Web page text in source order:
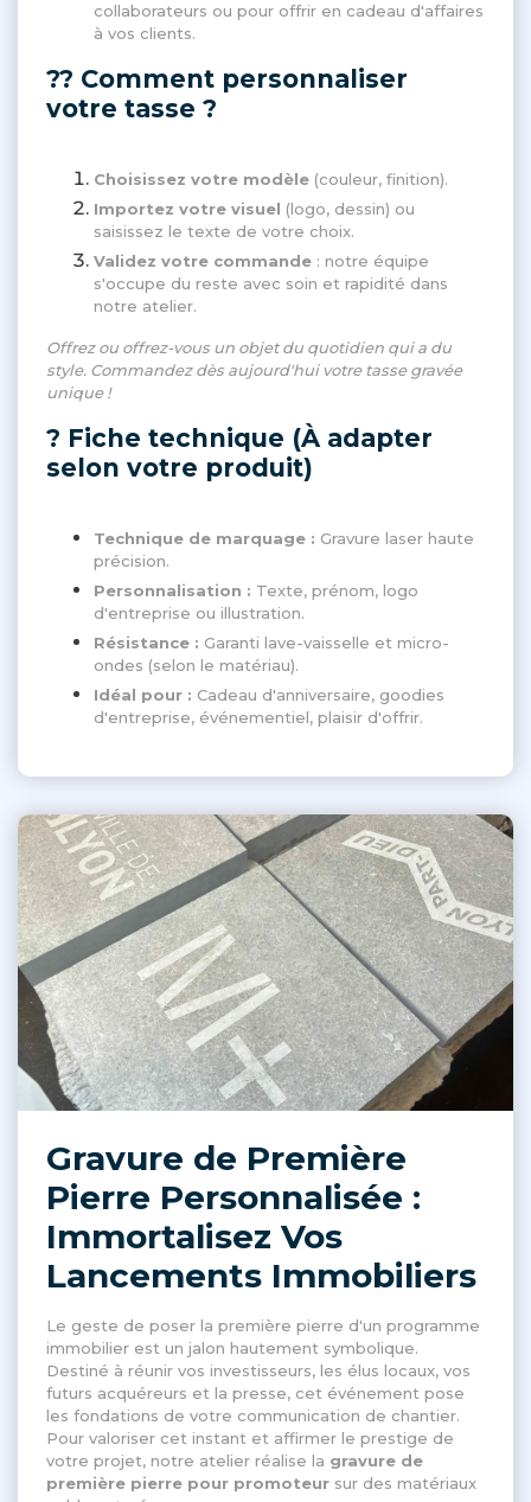
collaborateurs ou pour offrir en cadeau d'affaires
à vos clients.
?? Comment personnaliser
votre tasse ?
Choisissez votre modèle (couleur, finition).
Importez votre visuel (logo, dessin) ou
saisissez le texte de votre choix.
Validez votre commande : notre équipe
s'occupe du reste avec soin et rapidité dans
notre atelier.
Offrez ou offrez-vous un objet du quotidien qui a du
style. Commandez dès aujourd'hui votre tasse gravée
unique !
? Fiche technique (À adapter
selon votre produit)
Technique de marquage : Gravure laser haute
précision.
Personnalisation : Texte, prénom, logo
d'entreprise ou illustration.
Résistance : Garanti lave-vaisselle et micro-
ondes (selon le matériau).
Idéal pour : Cadeau d'anniversaire, goodies
d'entreprise, événementiel, plaisir d'offrir.
Gravure de Première
Pierre Personnalisée :
Immortalisez Vos
Lancements Immobiliers
Le geste de poser la première pierre d'un programme
immobilier est un jalon hautement symbolique.
Destiné à réunir vos investisseurs, les élus locaux, vos
futurs acquéreurs et la presse, cet événement pose
les fondations de votre communication de chantier.
Pour valoriser cet instant et affirmer le prestige de
votre projet, notre atelier réalise la gravure de
première pierre pour promoteur sur des matériaux